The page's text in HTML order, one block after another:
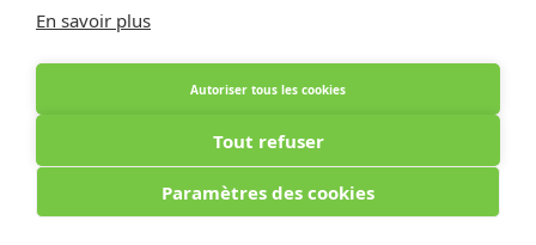
En savoir plus
Autoriser tous les cookies
Tout refuser
Paramètres des cookies
Optiphar Apotheek (Dermatheek BVBA) - Antwerpseweg 81b - 2440 Geel - BE
0441.223.009 - APB 130802 - Pharmacien titulaire Kirsten Vanspringel